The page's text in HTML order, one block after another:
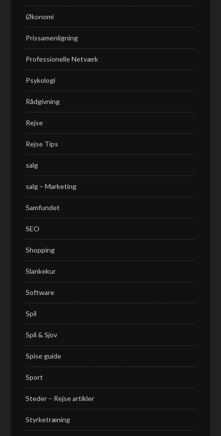
Økonomi
Prissamenligning
Professionelle Netværk
Psykologi
Rådgivning
Rejse
Rejse Tips
salg
salg – Marketing
Samfundet
SEO
Shopping
Slankekur
Software
Spil
Spil & Sjov
Spise guide
Sport
Steder – Rejse artikler
Styrketræning